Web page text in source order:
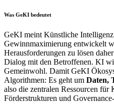
Was GeKI bedeutet
GeKI meint Künstliche
Gewinnmaximierung entwickelt
Herausforderungen zu lösen
Dialog mit den Betroffenen. KI
Gemeinwohl. Damit GeKI
Algorithmen: Es geht um Daten,
also die zentralen Ressourcen
Förderstrukturen und